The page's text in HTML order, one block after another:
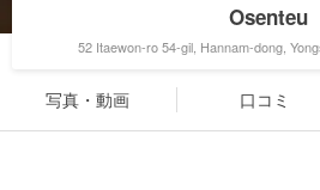
Osenteu
52 Itaewon-ro 54-gil, Hannam-dong,
写真・動画 口コミ